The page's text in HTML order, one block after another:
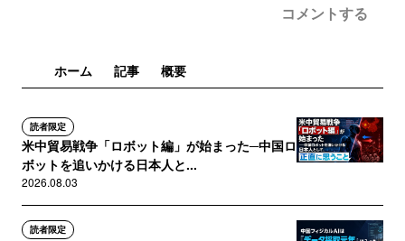
コメントする
ホーム 記事 概要
読者限定
米中貿易戦争「ロボット編」が始まった─中国ロ
ボットを追いかける日本人と...
2026.08.03
読者限定